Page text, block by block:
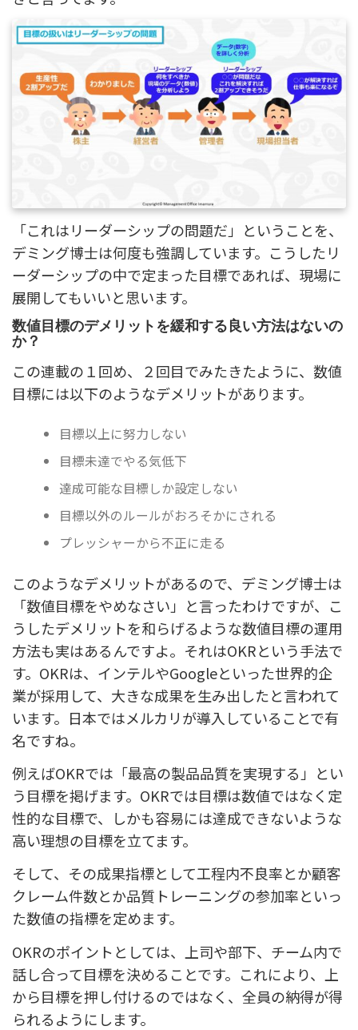
「これはリーダーシップの問題だ」ということを、
デミング博士は何度も強調しています。こうしたリ
ーダーシップの中で定まった目標であれば、現場に
展開してもいいと思います。
数値目標のデメリットを緩和する良い方法はないの
か？
この連載の１回め、２回目でみたきたように、数値
目標には以下のようなデメリットがあります。
目標以上に努力しない
目標未達でやる気低下
達成可能な目標しか設定しない
目標以外のルールがおろそかにされる
プレッシャーから不正に走る
このようなデメリットがあるので、デミング博士は
「数値目標をやめなさい」と言ったわけですが、こ
うしたデメリットを和らげるような数値目標の運用
方法も実はあるんですよ。それはOKRという手法で
す。OKRは、インテルやGoogleといった世界的企
業が採用して、大きな成果を生み出したと言われて
います。日本ではメルカリが導入していることで有
名ですね。
例えばOKRでは「最高の製品品質を実現する」とい
う目標を掲げます。OKRでは目標は数値ではなく定
性的な目標で、しかも容易には達成できないような
高い理想の目標を立てます。
そして、その成果指標として工程内不良率とか顧客
クレーム件数とか品質トレーニングの参加率といっ
た数値の指標を定めます。
OKRのポイントとしては、上司や部下、チーム内で
話し合って目標を決めることです。これにより、上
から目標を押し付けるのではなく、全員の納得が得
られるようにします。